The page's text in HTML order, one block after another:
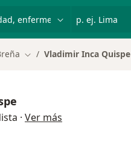
Cambiar de ciudad
Vladimir Inca Quispe
· Ver más